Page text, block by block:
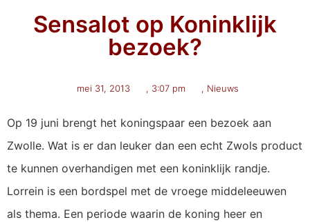
Sensalot op Koninklijk
bezoek?
mei 31, 2013 , 3:07 pm , Nieuws
Op 19 juni brengt het koningspaar een bezoek aan
Zwolle. Wat is er dan leuker dan een echt Zwols product
te kunnen overhandigen met een koninklijk randje.
Lorrein is een bordspel met de vroege middeleeuwen
als thema. Een periode waarin de koning heer en